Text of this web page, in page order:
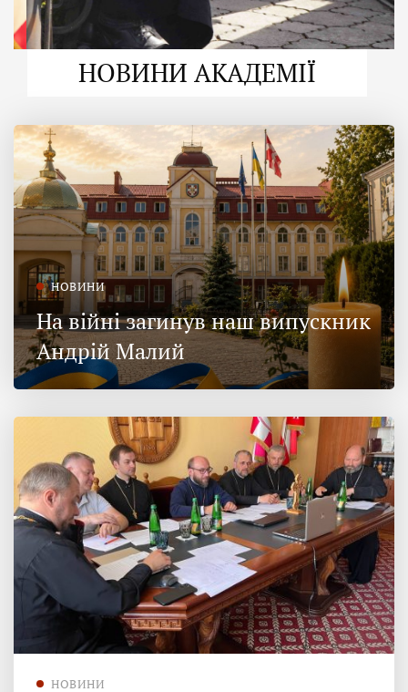
НОВИНИ АКАДЕМІЇ
НОВИНИ
На війні загинув наш випускник
Андрій Малий
НОВИНИ